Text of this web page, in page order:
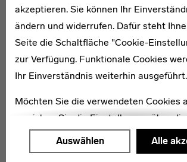
akzeptieren. Sie können Ihr
ändern und widerrufen. Dafür steht
Seite die Schaltfläche "Cookie-
zur Verfügung. Funktionale Cookies
Ihr Einverständnis weiterhin ausgeführt.
Möchten Sie die verwendeten Cookies
erreichen Sie die Einstellungen über die
"Auswählen".
Auswählen Alle
1. Tag: „Das neue
Anreise nach Frankfurt/Main
Deutschen Architekturmuseum oder
Angewandte Kunst
Individuelles Mittagessen im
Am Nachmittag können die